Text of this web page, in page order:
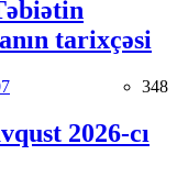
tarixçəsi
348
2026-cı